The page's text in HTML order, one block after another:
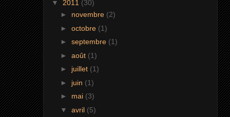
▼ 2011 (30)
► novembre (2)
► octobre (1)
► septembre (1)
► août (1)
► juillet (1)
► juin (1)
► mai (3)
▼ avril (5)